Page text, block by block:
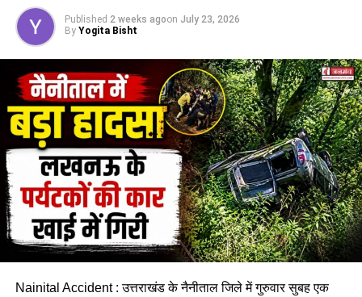
Published 2 weeks agoon July 23, 2026
By Yogita Bisht
Nainital Accident : उत्तराखंड के नैनीताल जिले में गुरुवार सुबह एक